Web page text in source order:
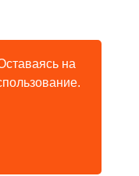
на